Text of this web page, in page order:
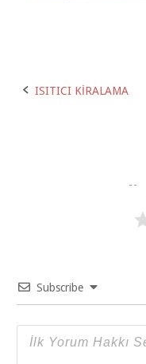
Post
ISITICI KİRALAMA
Subscribe